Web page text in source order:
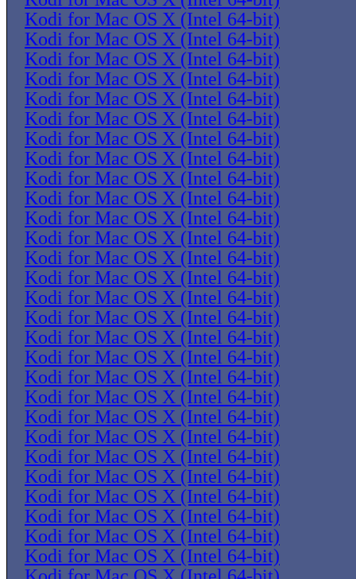
Kodi for Mac OS X (Intel 64-bit)
Kodi for Mac OS X (Intel 64-bit)
Kodi for Mac OS X (Intel 64-bit)
Kodi for Mac OS X (Intel 64-bit)
Kodi for Mac OS X (Intel 64-bit)
Kodi for Mac OS X (Intel 64-bit)
Kodi for Mac OS X (Intel 64-bit)
Kodi for Mac OS X (Intel 64-bit)
Kodi for Mac OS X (Intel 64-bit)
Kodi for Mac OS X (Intel 64-bit)
Kodi for Mac OS X (Intel 64-bit)
Kodi for Mac OS X (Intel 64-bit)
Kodi for Mac OS X (Intel 64-bit)
Kodi for Mac OS X (Intel 64-bit)
Kodi for Mac OS X (Intel 64-bit)
Kodi for Mac OS X (Intel 64-bit)
Kodi for Mac OS X (Intel 64-bit)
Kodi for Mac OS X (Intel 64-bit)
Kodi for Mac OS X (Intel 64-bit)
Kodi for Mac OS X (Intel 64-bit)
Kodi for Mac OS X (Intel 64-bit)
Kodi for Mac OS X (Intel 64-bit)
Kodi for Mac OS X (Intel 64-bit)
Kodi for Mac OS X (Intel 64-bit)
Kodi for Mac OS X (Intel 64-bit)
Kodi for Mac OS X (Intel 64-bit)
Kodi for Mac OS X (Intel 64-bit)
Kodi for Mac OS X (Intel 64-bit)